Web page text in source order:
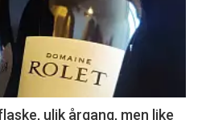
ulik årgang, men like